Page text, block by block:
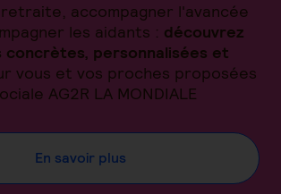
accompagner l'avancée
les aidants : découvrez
concrètes, personnalisées et
vous et vos proches proposées
AG2R LA MONDIALE
En savoir plus